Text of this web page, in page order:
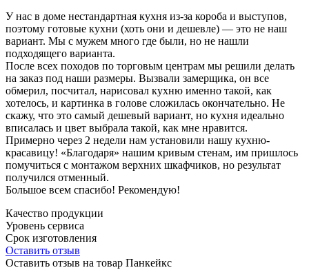
У нас в доме нестандартная кухня из-за короба и выступов,
поэтому готовые кухни (хоть они и дешевле) — это не наш
вариант. Мы с мужем много где были, но не нашли
подходящего варианта.
После всех походов по торговым центрам мы решили делать
на заказ под наши размеры. Вызвали замерщика, он все
обмерил, посчитал, нарисовал кухню именно такой, как
хотелось, и картинка в голове сложилась окончательно. Не
скажу, что это самый дешевый вариант, но кухня идеально
вписалась и цвет выбрала такой, как мне нравится.
Примерно через 2 недели нам установили нашу кухню-
красавицу! «Благодаря» нашим кривым стенам, им пришлось
помучиться с монтажом верхних шкафчиков, но результат
получился отменный.
Большое всем спасибо! Рекомендую!
Качество продукции
Уровень сервиса
Срок изготовления
Оставить отзыв
Оставить отзыв на товар Панкейкс